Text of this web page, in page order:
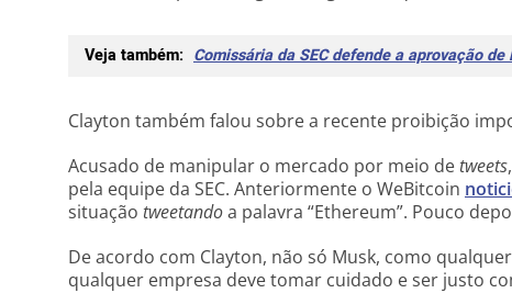
Veja também: Comissária da SEC defende a aprovação de
Clayton também falou sobre a recente proibição
Acusado de manipular o mercado por meio de tweets
pela equipe da SEC. Anteriormente o WeBitcoin
situação tweetandoa palavra “Ethereum”. Pouco
De acordo com Clayton, não só Musk, como
qualquer empresa deve tomar cuidado e ser justo